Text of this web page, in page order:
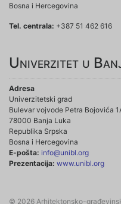
Bosna i Hercegovina
Tel. centrala: +387 51 462 616
Univerzitet u
Adresa
Univerzitetski grad
Bulevar vojvode Petra Bojovića
78000 Banja Luka
Republika Srpska
Bosna i Hercegovina
E-pošta: info@unibl.org
Prezentacija: www.unibl.org
© 2026 Arhitektonsko-